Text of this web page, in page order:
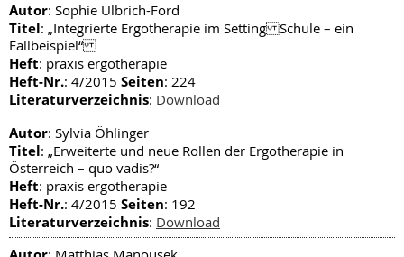
Autor: Sophie Ulbrich-Ford
Titel: „Integrierte Ergotherapie im Setting Schule – ein
Fallbeispiel“
Heft: praxis ergotherapie
Heft-Nr.: 4/2015 Seiten: 224
Literaturverzeichnis: Download
Autor: Sylvia Öhlinger
Titel: „Erweiterte und neue Rollen der Ergotherapie in
Österreich – quo vadis?“
Heft: praxis ergotherapie
Heft-Nr.: 4/2015 Seiten: 192
Literaturverzeichnis: Download